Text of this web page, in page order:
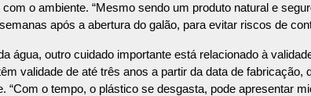
o ambiente. “Mesmo sendo um produto natural e
após a abertura do galão, para evitar riscos de
água, outro cuidado importante está relacionado à
validade de até três anos a partir da data de fabricação,
“Com o tempo, o plástico se desgasta, pode apresentar